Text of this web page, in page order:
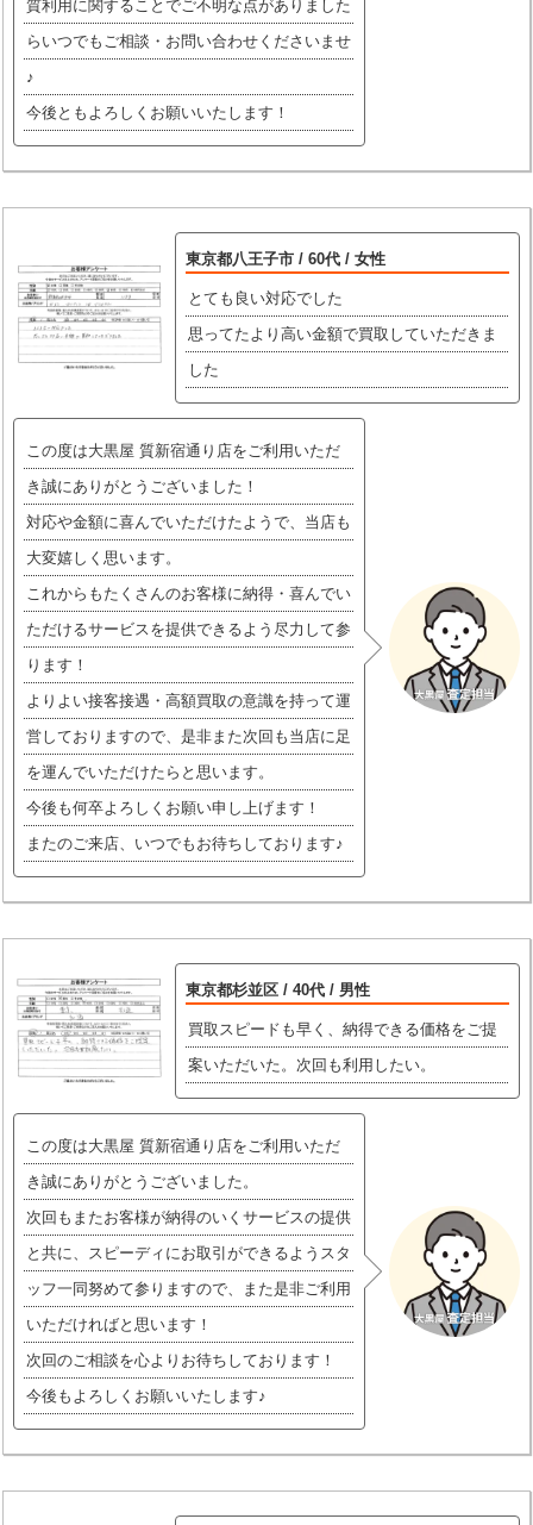
質利用に関することでご不明な点がありました
らいつでもご相談・お問い合わせくださいませ
♪
今後ともよろしくお願いいたします！
東京都八王子市 / 60代 / 女性
とても良い対応でした
思ってたより高い金額で買取していただきま
した
この度は大黒屋 質新宿通り店をご利用いただ
き誠にありがとうございました！
対応や金額に喜んでいただけたようで、当店も
大変嬉しく思います。
これからもたくさんのお客様に納得・喜んでい
ただけるサービスを提供できるよう尽力して参
ります！
よりよい接客接遇・高額買取の意識を持って運
営しておりますので、是非また次回も当店に足
を運んでいただけたらと思います。
今後も何卒よろしくお願い申し上げます！
またのご来店、いつでもお待ちしております♪
東京都杉並区 / 40代 / 男性
買取スピードも早く、納得できる価格をご提
案いただいた。次回も利用したい。
この度は大黒屋 質新宿通り店をご利用いただ
き誠にありがとうございました。
次回もまたお客様が納得のいくサービスの提供
と共に、スピーディにお取引ができるようスタ
ッフ一同努めて参りますので、また是非ご利用
いただければと思います！
次回のご相談を心よりお待ちしております！
今後もよろしくお願いいたします♪